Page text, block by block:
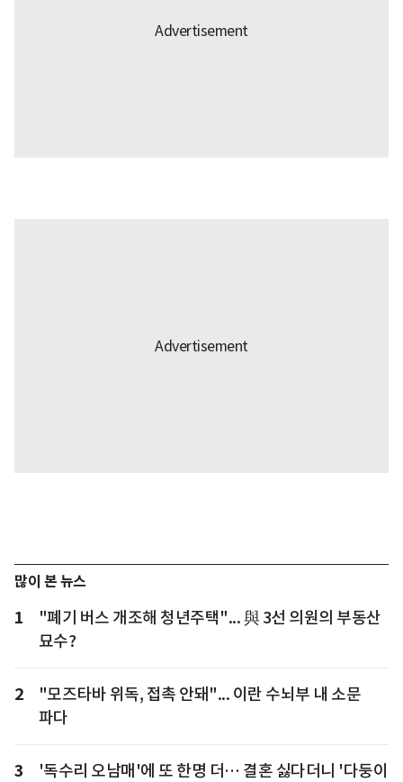
많이 본 뉴스
1
"폐기 버스 개조해 청년주택"... 與 3선 의원의 부동산
묘수?
2
"모즈타바 위독, 접촉 안돼"... 이란 수뇌부 내 소문
파다
3
'독수리 오남매'에 또 한명 더… 결혼 싫다더니 '다둥이